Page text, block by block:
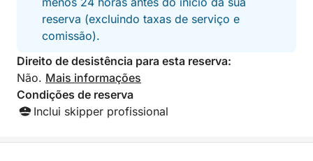
lanches leves para se manter refrescado durante o
cruzeiro. Com assentos confortáveis e áreas
sombreadas, este refúgio rápido é perfeito para
quem deseja aproveitar o melhor do litoral do
Chipre em um curto espaço de tempo.
reserva (excluindo taxas de serviço e
comissão).
Direito de desistência para esta reserva:
Não. Mais informações
Condições de reserva
Inclui skipper profissional